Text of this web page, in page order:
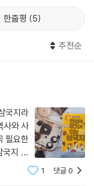
진나라의 삼국통일에
을 파악할 수 있게 했
도울 뿐 아니라 실제 사
영화나, 도서, 게임 등
는 작품이다. 긴 수염
와 같은 인물들을 비롯
팬을 확보하고 있으
은 가슴 뛰기 충분한 흥
한줄평 5
추천순
국지라
사와 사
필요한
아가는
자는
1 댓글0